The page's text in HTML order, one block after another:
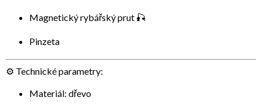
Magnetický rybářský prut 🎣
Pinzeta
⚙️ Technické parametry:
Materiál: dřevo